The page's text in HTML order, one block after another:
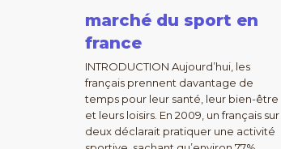
marché du sport en
france
INTRODUCTION Aujourd’hui, les
français prennent davantage de
temps pour leur santé, leur bien-être
et leurs loisirs. En 2009, un français sur
deux déclarait pratiquer une activité